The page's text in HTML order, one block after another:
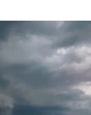
Nacional
y el 4 de agosto
de
865 fallecidas. Las
la distracción
no respeto a las
la distancia de